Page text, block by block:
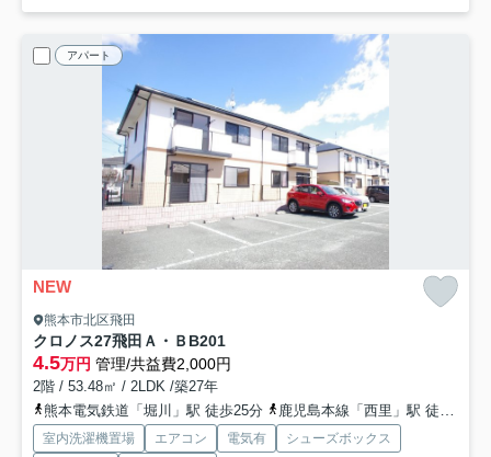
アパート
NEW
熊本市北区飛田
クロノス27飛田Ａ・Ｂ B201
4.5万円 管理/共益費2,000円
2階 / 53.48㎡ / 2LDK /築27年
熊本電気鉄道「堀川」駅 徒歩25分
鹿児島本線「西里」駅 徒歩23分
室内洗濯機置場 エアコン 電気有
シューズボックス